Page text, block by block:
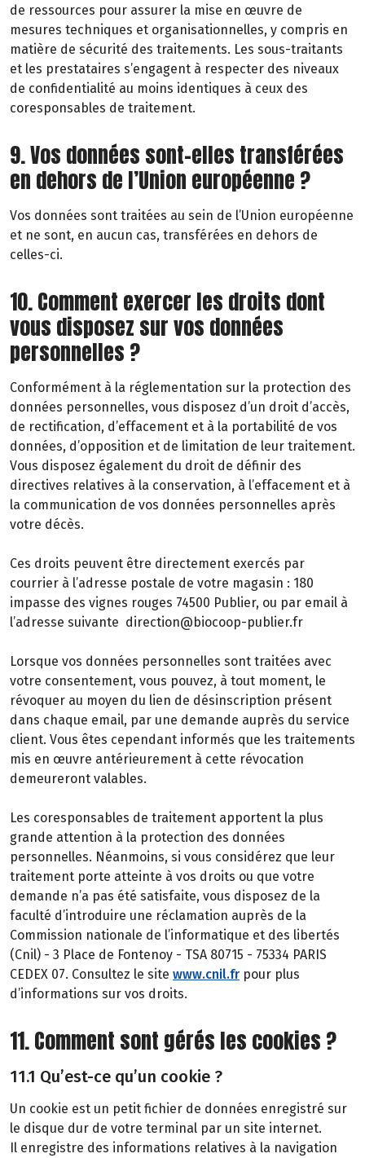
de ressources pour assurer la mise en œuvre de
mesures techniques et organisationnelles, y compris en
matière de sécurité des traitements. Les sous-traitants
et les prestataires s’engagent à respecter des niveaux
de confidentialité au moins identiques à ceux des
coresponsables de traitement.
9. Vos données sont-elles transférées
en dehors de l’Union européenne ?
Vos données sont traitées au sein de l’Union européenne
et ne sont, en aucun cas, transférées en dehors de
celles-ci.
10. Comment exercer les droits dont
vous disposez sur vos données
personnelles ?
Conformément à la réglementation sur la protection des
données personnelles, vous disposez d’un droit d’accès,
de rectification, d’effacement et à la portabilité de vos
données, d’opposition et de limitation de leur traitement.
Vous disposez également du droit de définir des
directives relatives à la conservation, à l’effacement et à
la communication de vos données personnelles après
votre décès.
Ces droits peuvent être directement exercés par
courrier à l’adresse postale de votre magasin : 180
impasse des vignes rouges 74500 Publier, ou par email à
l’adresse suivante direction@biocoop-publier.fr
Lorsque vos données personnelles sont traitées avec
votre consentement, vous pouvez, à tout moment, le
révoquer au moyen du lien de désinscription présent
dans chaque email, par une demande auprès du service
client. Vous êtes cependant informés que les traitements
mis en œuvre antérieurement à cette révocation
demeureront valables.
Les coresponsables de traitement apportent la plus
grande attention à la protection des données
personnelles. Néanmoins, si vous considérez que leur
traitement porte atteinte à vos droits ou que votre
demande n’a pas été satisfaite, vous disposez de la
faculté d’introduire une réclamation auprès de la
Commission nationale de l’informatique et des libertés
(Cnil) - 3 Place de Fontenoy - TSA 80715 - 75334 PARIS
CEDEX 07. Consultez le site www.cnil.fr pour plus
d’informations sur vos droits.
11. Comment sont gérés les cookies ?
11.1 Qu’est-ce qu’un cookie ?
Un cookie est un petit fichier de données enregistré sur
le disque dur de votre terminal par un site internet.
Il enregistre des informations relatives à la navigation